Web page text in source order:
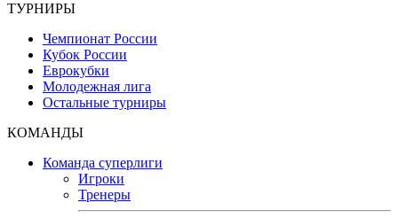
ТУРНИРЫ
Чемпионат России
Кубок России
Еврокубки
Молодежная лига
Остальные турниры
КОМАНДЫ
Команда суперлиги
Игроки
Тренеры